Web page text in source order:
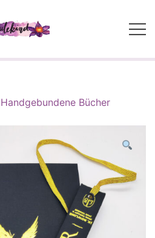
Made Designs
Handgebundene Bücher